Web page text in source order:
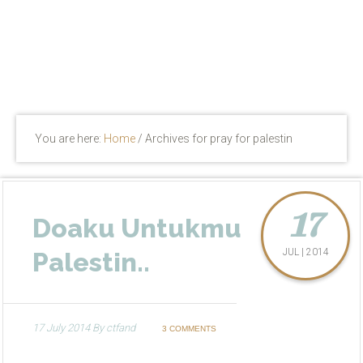
You are here: Home / Archives for pray for palestin
Doaku Untukmu
Palestin..
17
JUL | 2014
17 July 2014Byctfand 3 COMMENTS